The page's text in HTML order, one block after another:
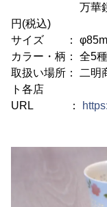
万華鏡ロッ
円(税込)
サイズ ：
カラー・柄： 全5種
取扱い場所： 二
ト各店
URL ：